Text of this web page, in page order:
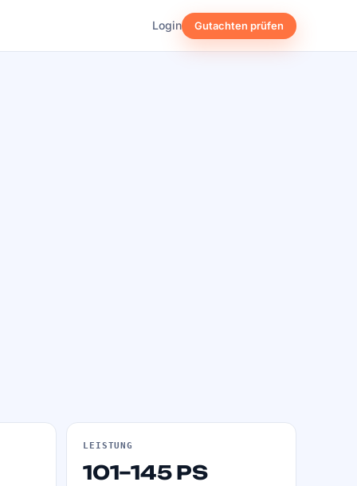
Login Gutachten prüfen
LEISTUNG
101–145 PS